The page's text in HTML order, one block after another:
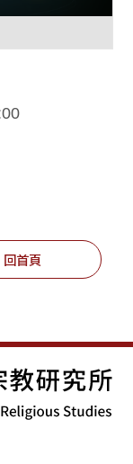
回首頁